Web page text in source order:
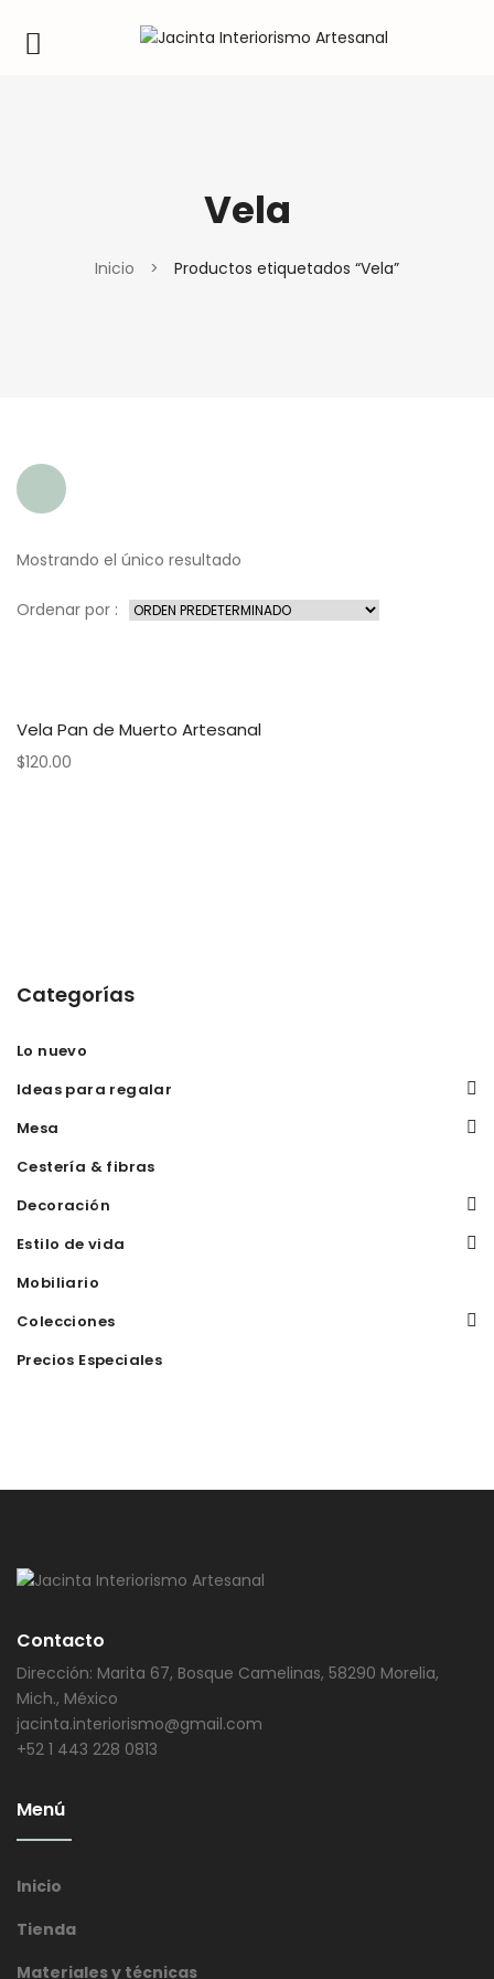
Vela
Inicio > Productos etiquetados “Vela”
Mostrando el único resultado
Ordenar por :
Vela Pan de Muerto Artesanal
$120.00
Categorías
Lo nuevo
Ideas para regalar
Mesa
Cestería & fibras
Decoración
Estilo de vida
Mobiliario
Colecciones
Precios Especiales
Contacto
Dirección: Marita 67, Bosque Camelinas, 58290 Morelia,
Mich., México
jacinta.interiorismo@gmail.com
+52 1 443 228 0813
Menú
Inicio
Tienda
Materiales y técnicas